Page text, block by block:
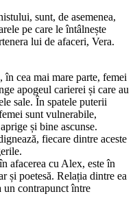
sunt, de asemenea,
pe care le întâlnește
lui de afaceri, Vera.
cea mai mare parte, femei
apogeul carierei și care au
sale. În spatele puterii
sunt vulnerabile,
și bine ascunse.
fiecare dintre aceste
afacerea cu Alex, este în
și poetesă. Relația dintre ea
un contrapunct între